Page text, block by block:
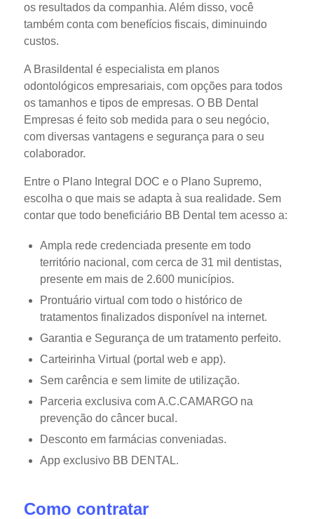
os resultados da companhia. Além disso, você
também conta com benefícios fiscais, diminuindo
custos.
A Brasildental é especialista em planos
odontológicos empresariais, com opções para todos
os tamanhos e tipos de empresas. O BB Dental
Empresas é feito sob medida para o seu negócio,
com diversas vantagens e segurança para o seu
colaborador.
Entre o Plano Integral DOC e o Plano Supremo,
escolha o que mais se adapta à sua realidade. Sem
contar que todo beneficiário BB Dental tem acesso a:
Ampla rede credenciada presente em todo
território nacional, com cerca de 31 mil dentistas,
presente em mais de 2.600 municípios.
Prontuário virtual com todo o histórico de
tratamentos finalizados disponível na internet.
Garantia e Segurança de um tratamento perfeito.
Carteirinha Virtual (portal web e app).
Sem carência e sem limite de utilização.
Parceria exclusiva com A.C.CAMARGO na
prevenção do câncer bucal.
Desconto em farmácias conveniadas.
App exclusivo BB DENTAL.
Como contratar